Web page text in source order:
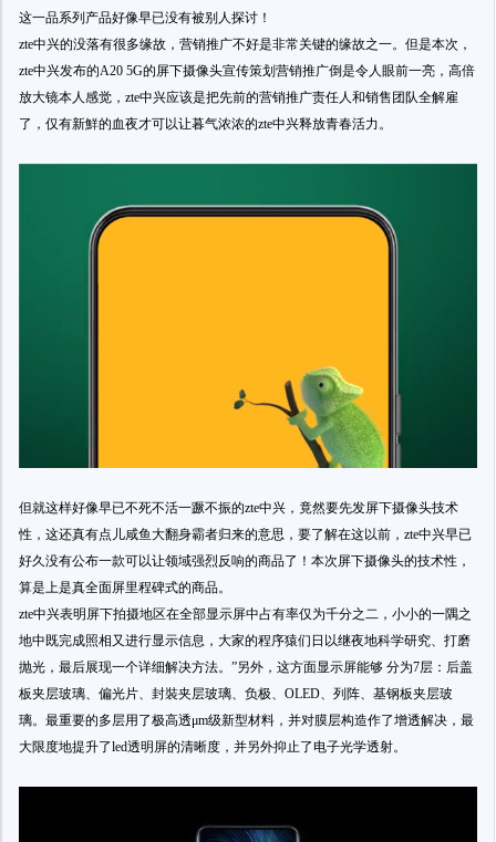
这一品系列产品好像早已没有被别人探讨！
zte中兴的没落有很多缘故，营销推广不好是非常关键的缘故之一。但是本次，
zte中兴发布的A20 5G的屏下摄像头宣传策划营销推广倒是令人眼前一亮，高倍
放大镜本人感觉，zte中兴应该是把先前的营销推广责任人和销售团队全解雇
了，仅有新鮮的血夜才可以让暮气浓浓的zte中兴释放青春活力。
但就这样好像早已不死不活一蹶不振的zte中兴，竟然要先发屏下摄像头技术
性，这还真有点儿咸鱼大翻身霸者归来的意思，要了解在这以前，zte中兴早已
好久没有公布一款可以让领域强烈反响的商品了！本次屏下摄像头的技术性，
算是上是真全面屏里程碑式的商品。
zte中兴表明屏下拍摄地区在全部显示屏中占有率仅为千分之二，小小的一隅之
地中既完成照相又进行显示信息，大家的程序猿们日以继夜地科学研究、打磨
抛光，最后展现一个详细解决方法。”另外，这方面显示屏能够 分为7层：后盖
板夹层玻璃、偏光片、封裝夹层玻璃、负极、OLED、列阵、基钢板夹层玻
璃。最重要的多层用了极高透μm级新型材料，并对膜层构造作了增透解决，最
大限度地提升了led透明屏的清晰度，并另外抑止了电子光学透射。